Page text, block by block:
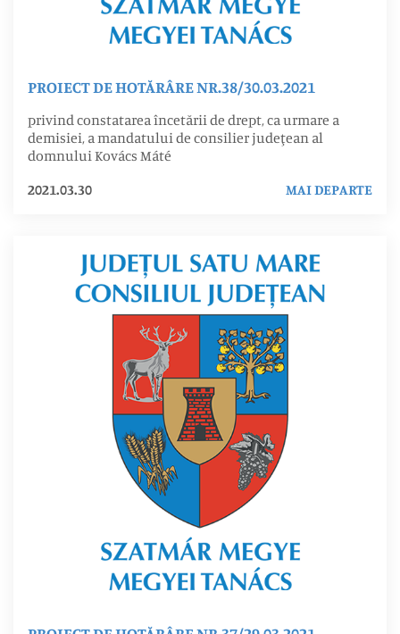
PROIECT DE HOTĂRÂRE NR.38/30.03.2021
privind constatarea încetării de drept, ca urmare a
demisiei, a mandatului de consilier judeţean al
domnului Kovács Máté
2021.03.30
MAI DEPARTE